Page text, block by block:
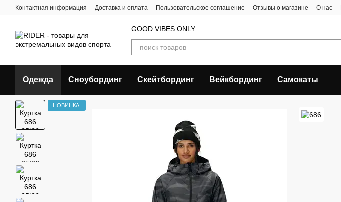
Перейти к основному контенту
Контактная информация Доставка и оплата Пользовательское соглашение Отзывы о магазине О нас
GOOD VIBES ONLY
Одежда Сноубординг Скейтбординг Вейкбординг Самокаты
НОВИНКА